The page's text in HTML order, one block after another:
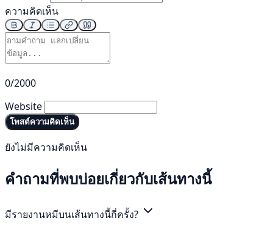
ความคิดเห็น
0/2000
Website
โพสต์ความคิดเห็น
ยังไม่มีความคิดเห็น
คำถามที่พบบ่อยเกี่ยวกับเส้นทางนี้
มีรายงานหมีบนเส้นทางนี้กี่ครั้ง?